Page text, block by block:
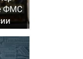
ФМС